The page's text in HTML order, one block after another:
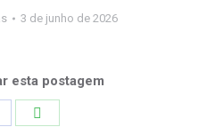
3 de junho de 2026
esta postagem